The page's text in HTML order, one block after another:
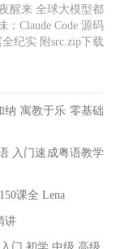
醒来 全球大模型都
：Claude Code 源码
纪实 附src.zip下载
纳 寓教于乐 零基础
入门速成粤语教学
课全 Lena
讲